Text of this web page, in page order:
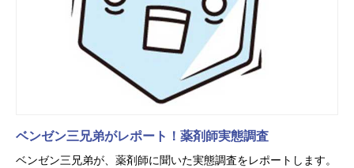
ベンゼン三兄弟がレポート！薬剤師実態調査
ベンゼン三兄弟が、薬剤師に聞いた実態調査をレポートします。